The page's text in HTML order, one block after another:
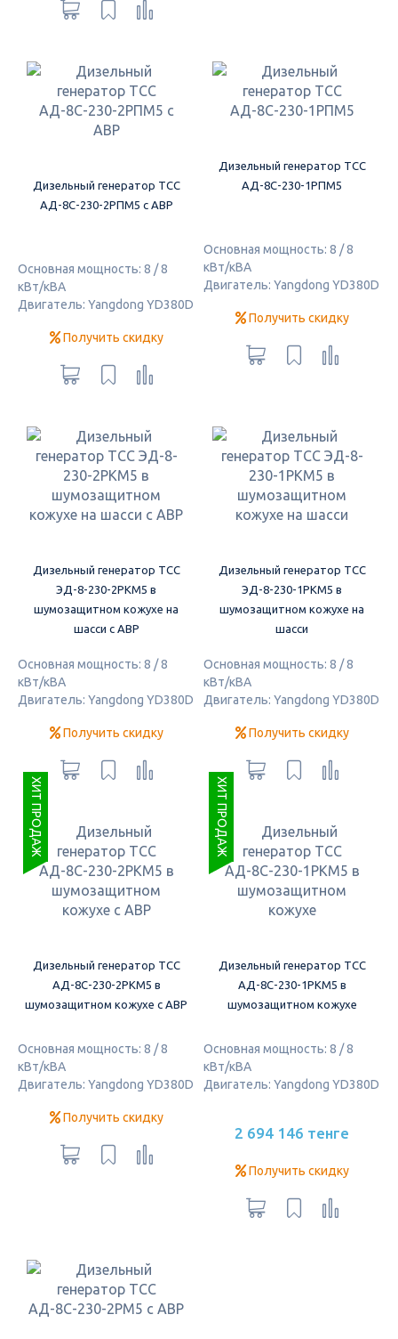
Дизельный генератор ТСС
АД-8С-230-2РПМ5 с АВР
Основная мощность: 8 / 8
кВт/кВА
Двигатель: Yangdong YD380D
Получить скидку
Дизельный генератор ТСС
АД-8С-230-1РПМ5
Основная мощность: 8 / 8
кВт/кВА
Двигатель: Yangdong YD380D
Получить скидку
Дизельный генератор ТСС
ЭД-8-230-2РКМ5 в
шумозащитном кожухе на
шасси с АВР
Основная мощность: 8 / 8
кВт/кВА
Двигатель: Yangdong YD380D
Получить скидку
Дизельный генератор ТСС
ЭД-8-230-1РКМ5 в
шумозащитном кожухе на
шасси
Основная мощность: 8 / 8
кВт/кВА
Двигатель: Yangdong YD380D
Получить скидку
ХИТ ПРОДАЖ
Дизельный генератор ТСС
АД-8С-230-2РКМ5 в
шумозащитном кожухе с АВР
Основная мощность: 8 / 8
кВт/кВА
Двигатель: Yangdong YD380D
Получить скидку
ХИТ ПРОДАЖ
Дизельный генератор ТСС
АД-8С-230-1РКМ5 в
шумозащитном кожухе
Основная мощность: 8 / 8
кВт/кВА
Двигатель: Yangdong YD380D
2 694 146 тенге
Получить скидку